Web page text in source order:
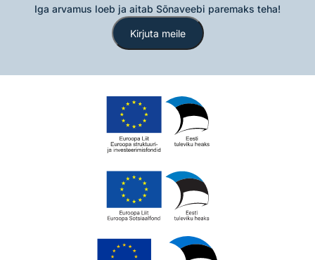
Iga arvamus loeb ja aitab Sõnaveebi paremaks teha!
Kirjuta meile